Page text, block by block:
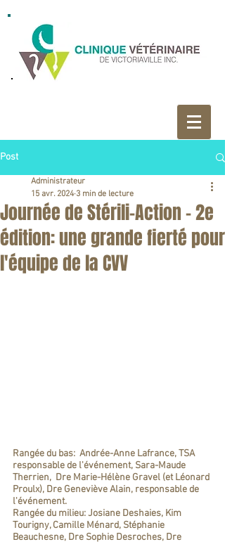
Post
Journée de Stérili-Action - 2e
édition: une grande fierté pour
l'équipe de la CVV
Administrateur
15 avr. 2024 3 min de lecture
Rangée du bas:  Andrée-Anne Lafrance, TSA
responsable de l'événement, Sara-Maude
Therrien,  Dre Marie-Hélène Gravel (et Léonard
Proulx), Dre Geneviève Alain, responsable de
l'événement.
Rangée du milieu: Josiane Deshaies, Kim
Tourigny, Camille Ménard, Stéphanie
Beauchesne, Dre Sophie Desroches, Dre